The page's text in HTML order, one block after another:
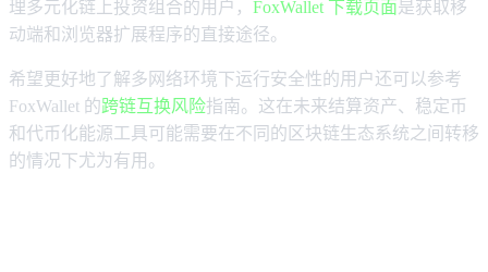
理多元化链上投资组合的用户， FoxWallet 下载页面是获取移
动端和浏览器扩展程序的直接途径。
希望更好地了解多网络环境下运行安全性的用户还可以参考
FoxWallet 的跨链互换风险指南。这在未来结算资产、稳定币
和代币化能源工具可能需要在不同的区块链生态系统之间转移
的情况下尤为有用。